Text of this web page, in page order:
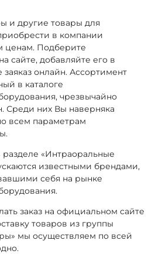
и другие товары для
в компании
ценам. Подберите
сайте, добавляйте его в
онлайн. Ассортимент
в каталоге
чрезвычайно
Среди них Вы наверняка
всем параметрам
«Интраоральные
известными брендами,
себя на рынке
заказ на официальном сайте
товаров из группы
мы осуществляем по всей